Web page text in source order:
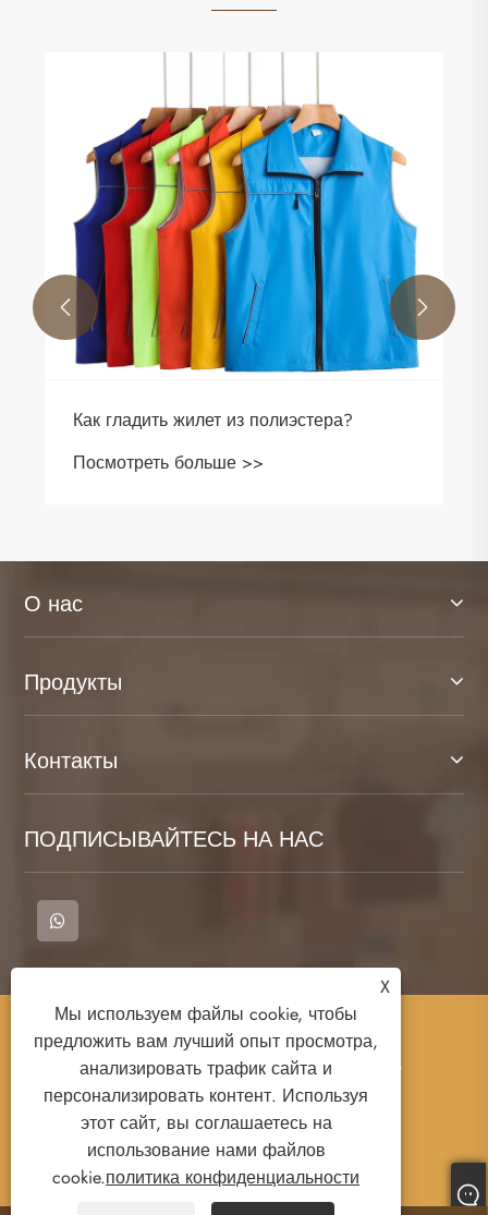
Как гладить жилет из полиэстера?
Посмотреть больше >>
 
О нас
Продукты
Контакты
ПОДПИСЫВАЙТЕСЬ НА НАС
Copyright © 2023 Cangnan County Qimeng
Clothing Co., Ltd. - футболка, рубашки поло,
шпота - все права защищены.
Links Sitemap RSS
политика конфиденциальности
X
Мы используем файлы cookie, чтобы
предложить вам лучший опыт просмотра,
анализировать трафик сайта и
персонализировать контент. Используя
этот сайт, вы соглашаетесь на
использование нами файлов
cookie.политика конфиденциальности